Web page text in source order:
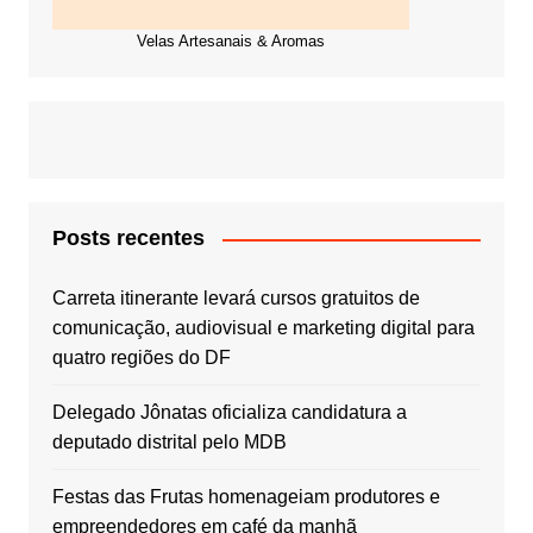
Velas Artesanais & Aromas
Posts recentes
Carreta itinerante levará cursos gratuitos de
comunicação, audiovisual e marketing digital para
quatro regiões do DF
Delegado Jônatas oficializa candidatura a
deputado distrital pelo MDB
Festas das Frutas homenageiam produtores e
empreendedores em café da manhã